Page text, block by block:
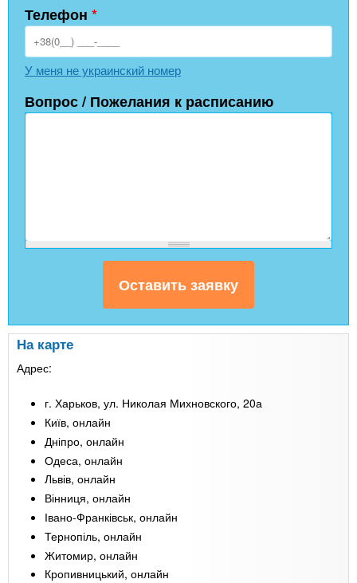
Телефон *
У меня не украинский номер
Вопрос / Пожелания к расписанию
На карте
Адрес:
г. Харьков, ул. Николая Михновского, 20а
Київ, онлайн
Дніпро, онлайн
Одеса, онлайн
Львів, онлайн
Вінниця, онлайн
Івано-Франківськ, онлайн
Тернопіль, онлайн
Житомир, онлайн
Кропивницький, онлайн